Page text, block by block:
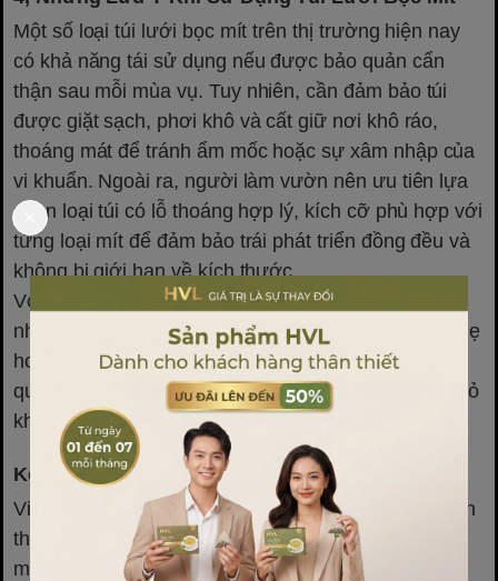
Một số loại túi lưới bọc mít trên thị trường hiện nay
có khả năng tái sử dụng nếu được bảo quản cẩn
thận sau mỗi mùa vụ. Tuy nhiên, cần đảm bảo túi
được giặt sạch, phơi khô và cất giữ nơi khô ráo,
thoáng mát để tránh ẩm mốc hoặc sự xâm nhập của
vi khuẩn. Ngoài ra, người làm vườn nên ưu tiên lựa
chọn loại túi có lỗ thoáng hợp lý, kích cỡ phù hợp với
từng loại mít để đảm bảo trái phát triển đồng đều và
không bị giới hạn về kích thước.
Với các vùng trồng mít chịu ảnh hưởng bởi mưa
nhiều, nên chọn loại túi có tính năng chống thấm nhẹ
hoặc có lớp phủ bạc nhằm giảm hấp thụ nhiệt, giúp
quả giữ màu sáng đẹp và hạn chế hiện tượng nứt vỏ
khi gặp thời tiết bất thường.
Kết luận
Việc đầu tư sử dụngtúi lưới bọc mít không chỉ đơn
thuần là một biện pháp bảo vệ mùa vụ, mà còn là
một chiến lược lâu dài để nâng cao chất lượng sản